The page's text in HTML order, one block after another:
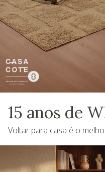
15 anos de
Voltar para casa é o